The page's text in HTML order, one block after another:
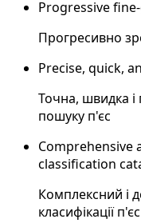
Progressive
Прогресивно
Precise, quick,
Точна, швидка і
пошуку п'єс
Comprehensive
classification
Комплексний і
класифікації п'єс